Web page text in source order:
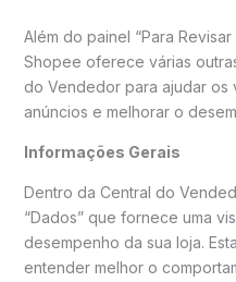
Além do painel “Para
Shopee oferece várias
do Vendedor para ajudar os
anúncios e melhorar o
Informações Gerais
Dentro da Central do
“Dados” que fornece uma
desempenho da sua loja.
entender melhor o